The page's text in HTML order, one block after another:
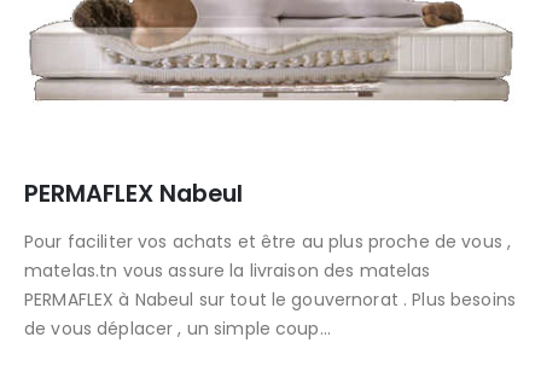
PERMAFLEX Nabeul
Pour faciliter vos achats et être au plus proche de vous ,
matelas.tn vous assure la livraison des matelas
PERMAFLEX à Nabeul sur tout le gouvernorat . Plus besoins
de vous déplacer , un simple coup...